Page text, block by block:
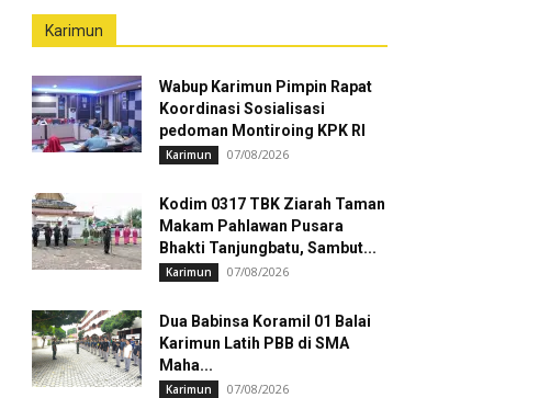
Karimun
Wabup Karimun Pimpin Rapat
Koordinasi Sosialisasi
pedoman Montiroing KPK RI
Karimun 07/08/2026
Kodim 0317 TBK Ziarah Taman
Makam Pahlawan Pusara
Bhakti Tanjungbatu, Sambut...
Karimun 07/08/2026
Dua Babinsa Koramil 01 Balai
Karimun Latih PBB di SMA
Maha...
Karimun 07/08/2026